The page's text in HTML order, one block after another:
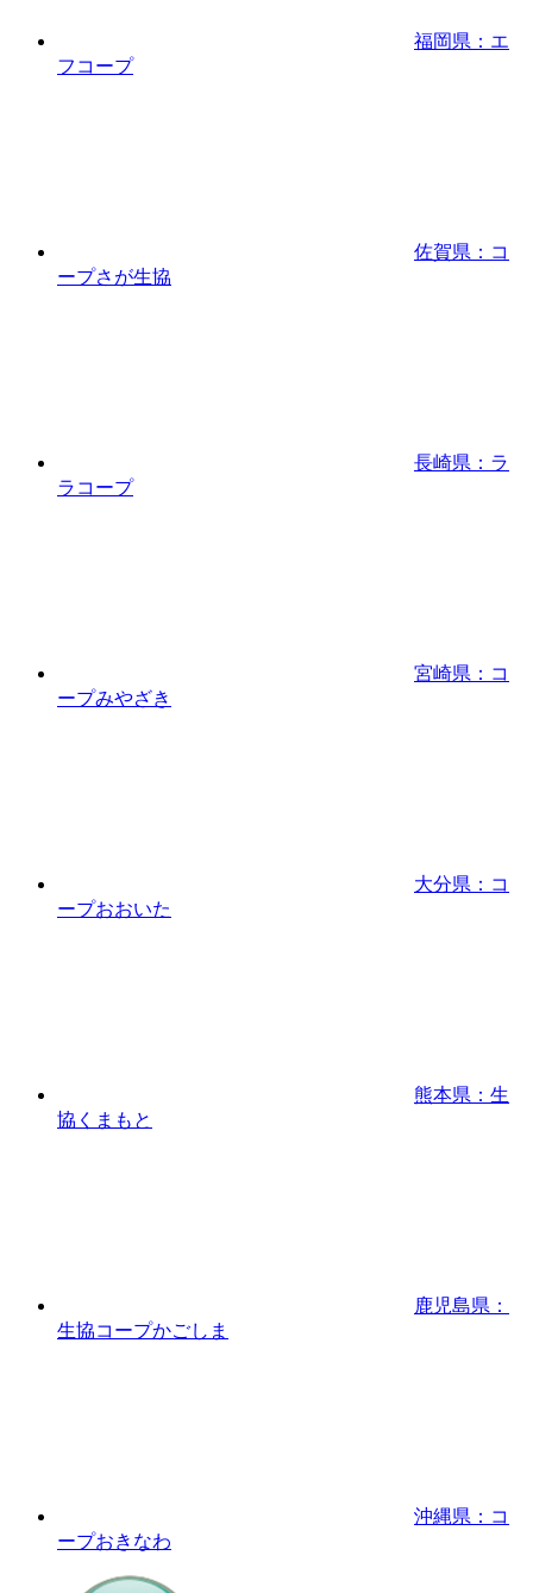
福岡県：エ
フコープ
佐賀県：コ
ープさが生協
長崎県：ラ
ラコープ
宮崎県：コ
ープみやざき
大分県：コ
ープおおいた
熊本県：生
協くまもと
鹿児島県：
生協コープかごしま
沖縄県：コ
ープおきなわ